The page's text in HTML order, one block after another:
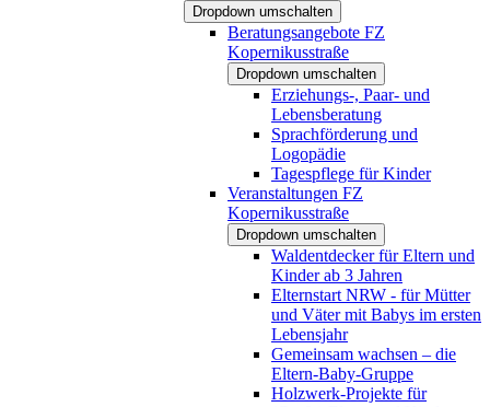
Dropdown umschalten
Beratungsangebote FZ
Kopernikusstraße
Dropdown umschalten
Erziehungs-, Paar- und
Lebensberatung
Sprachförderung und
Logopädie
Tagespflege für Kinder
Veranstaltungen FZ
Kopernikusstraße
Dropdown umschalten
Waldentdecker für Eltern und
Kinder ab 3 Jahren
Elternstart NRW - für Mütter
und Väter mit Babys im ersten
Lebensjahr
Gemeinsam wachsen – die
Eltern-Baby-Gruppe
Holzwerk-Projekte für